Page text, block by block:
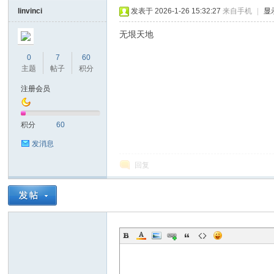
)论
linvinci
0
主题
7
帖子
60
积分
注册会员
积分 60
发消息
发表于 2026-1-26 15:32:27 来自手机 显
无垠天地
回复